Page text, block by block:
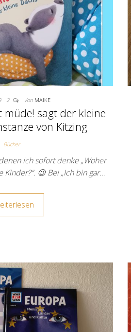
2 Von MAIKE
müde! sagt der kleine
von Kitzing
Bücher
ich sofort denke „Woher
😉 Bei „Ich bin gar…